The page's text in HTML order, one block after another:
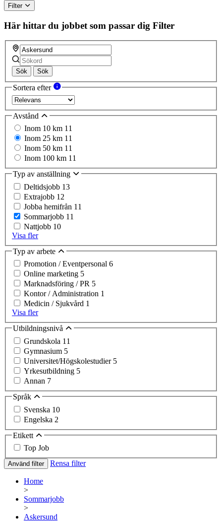
Filter
Här hittar du jobbet som passar dig Filter
Sök Sök
Sortera efter
Avstånd
Inom 10 km 11
Inom 25 km 11
Inom 50 km 11
Inom 100 km 11
Typ av anställning
Deltidsjobb 13
Extrajobb 12
Jobba hemifrån 11
Sommarjobb 11
Nattjobb 10
Visa fler
Typ av arbete
Promotion / Eventpersonal 6
Online marketing 5
Marknadsföring / PR 5
Kontor / Administration 1
Medicin / Sjukvård 1
Visa fler
Utbildningsnivå
Grundskola 11
Gymnasium 5
Universitet/Högskolestudier 5
Yrkesutbildning 5
Annan 7
Språk
Svenska 10
Engelska 2
Etikett
Top Job
Använd filter Rensa filter
Home
>
Sommarjobb
>
Askersund